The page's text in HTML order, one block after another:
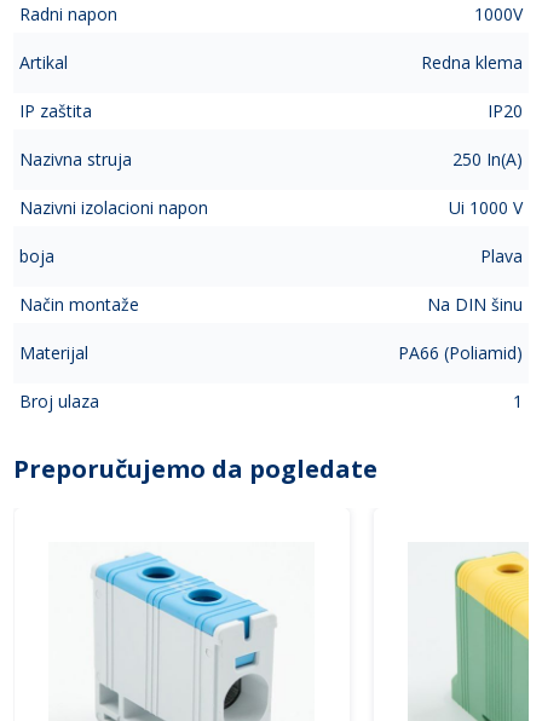
Radni napon 1000V
Artikal Redna klema
IP zaštita IP20
Nazivna struja 250 In(A)
Nazivni izolacioni napon Ui 1000 V
boja Plava
Način montaže Na DIN šinu
Materijal PA66 (Poliamid)
Broj ulaza 1
Preporučujemo da pogledate